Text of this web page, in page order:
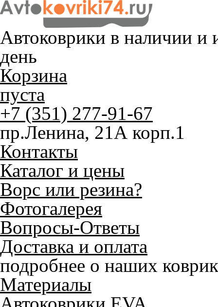
Автоковрики в наличии и
день
Корзина
пуста
+7 (351) 277-91-67
пр.Ленина, 21А корп.1
Контакты
Каталог и цены
Ворс или резина?
Фотогалерея
Вопросы-Ответы
Доставка и оплата
подробнее о наших
Материалы